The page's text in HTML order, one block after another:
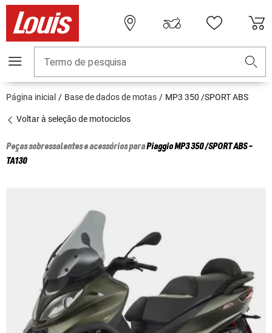
Termo de pesquisa
Página inicial Base de dados de motas MP3 350 /SPORT ABS
Voltar à seleção de motociclos
Peças sobressalentes e acessórios paraPiaggioMP3 350 /SPORT ABS -
TA130